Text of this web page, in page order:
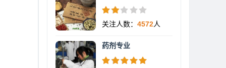
关注人数： 4572人
药剂专业